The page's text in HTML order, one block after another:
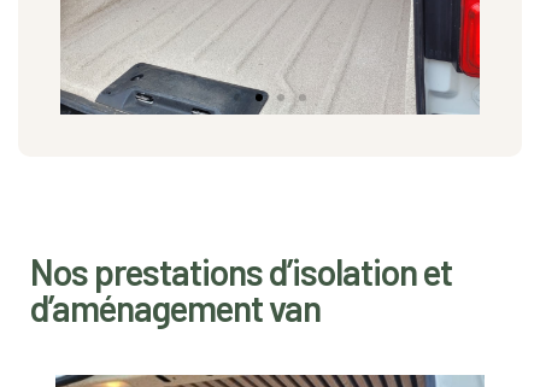
Nos prestations d’isolation et
d’aménagement van